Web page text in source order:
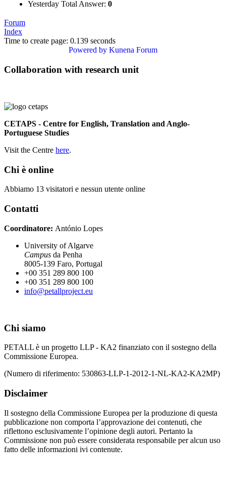
Yesterday Total Answer: 0
Forum
Index
Time to create page: 0.139 seconds
Powered by Kunena Forum
Collaboration with research unit
CETAPS - Centre for English, Translation and Anglo-
Portuguese Studies
Visit the Centre here.
Chi è online
Abbiamo 13 visitatori e nessun utente online
Contatti
Coordinatore: António Lopes
University of Algarve
Campus da Penha
8005-139 Faro, Portugal
+00 351 289 800 100
+00 351 289 800 100
info@petallproject.eu
Chi siamo
PETALL è un progetto LLP - KA2 finanziato con il sostegno della
Commissione Europea.
(Numero di riferimento: 530863-LLP-1-2012-1-NL-KA2-KA2MP)
Disclaimer
Il sostegno della Commissione Europea per la produzione di questa
pubblicazione non comporta l’approvazione dei contenuti, che
riflettono esclusivamente l’opinione degli autori. Pertanto la
Commissione non può essere considerata responsabile per alcun uso
fatto delle informazioni ivi contenute.